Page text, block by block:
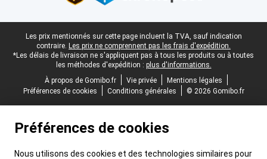
Pied-de-page légal
Les prix mentionnés sur cette page incluent la TVA, sauf indication
contraire. Les prix ne comprennent pas les frais d'expédition.
*Les délais de livraison ne s'appliquent pas à tous les produits ou à toutes
les méthodes d'expédition : plus d'informations.
À propos de Gomibo.fr
Vie privée
Mentions légales
Préférences de cookies
Conditions générales © 2026 Gomibo.fr
Préférences de cookies
Nous utilisons des cookies et des technologies similaires pour